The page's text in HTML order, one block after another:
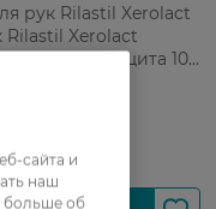
рук Rilastil Xerolact
Rilastil Xerolact
и защита 100
сайта и
наш
больше об